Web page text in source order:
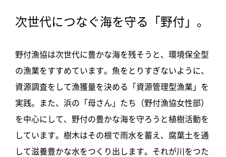
次世代につなぐ海を守る「野付」。
野付漁協は次世代に豊かな海を残そうと、環境保全型
の漁業をすすめています。魚をとりすぎないように、
資源調査をして漁獲量を決める「資源管理型漁業」を
実践。また、浜の「母さん」たち（野付漁協女性部）
を中心にして、野付の豊かな海を守ろうと植樹活動を
しています。樹木はその根で雨水を蓄え、腐葉土を通
して滋養豊かな水をつくり出します。それが川をつた